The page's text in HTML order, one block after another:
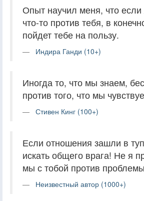
Опыт научил меня, что
что-то против тебя, в
пойдет тебе на пользу.
Индира Ганди (10+)
Иногда то, что мы знаем,
против того, что мы
Стивен Кинг (100+)
Если отношения зашли в
искать общего врага! Не я
мы с тобой против
Неизвестный автор (1000+)